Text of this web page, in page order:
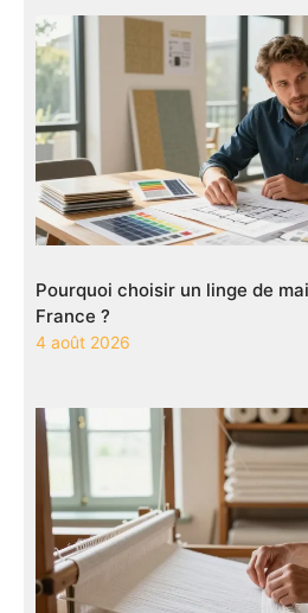
Pourquoi choisir un linge de
France ?
4 août 2026